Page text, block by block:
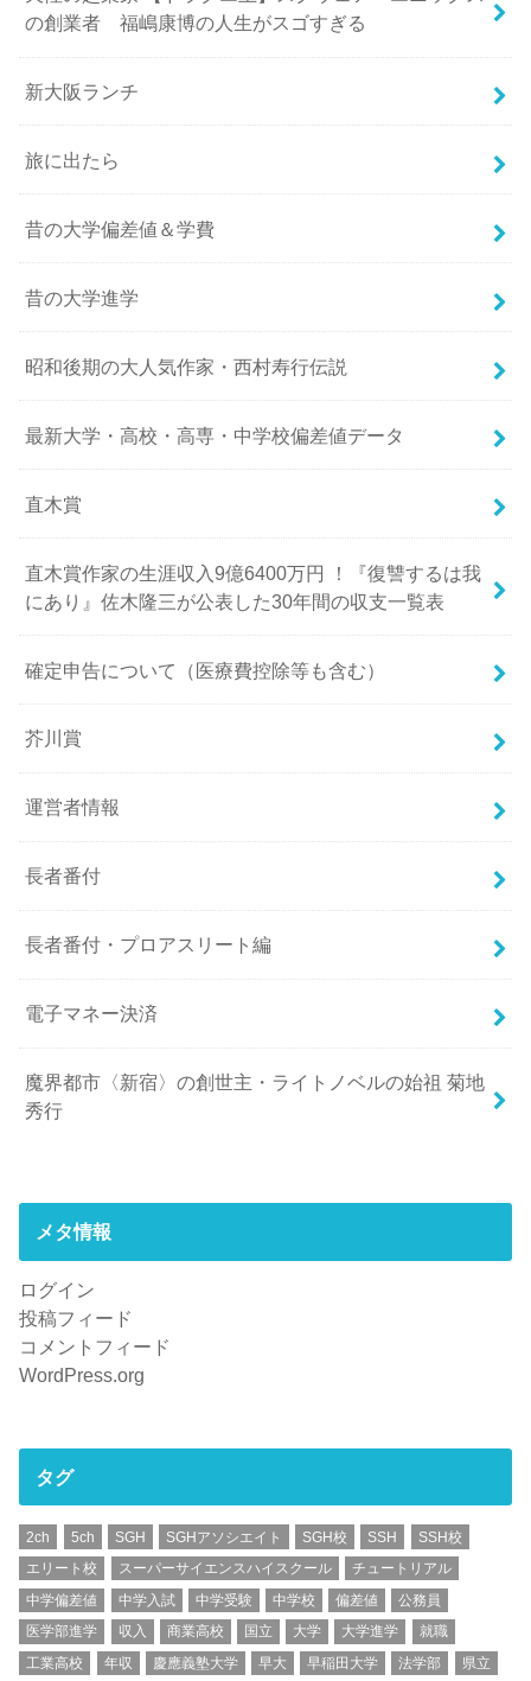
の創業者 福嶋康博の人生がスゴすぎる
新大阪ランチ
旅に出たら
昔の大学偏差値＆学費
昔の大学進学
昭和後期の大人気作家・西村寿行伝説
最新大学・高校・高専・中学校偏差値データ
直木賞
直木賞作家の生涯収入9億6400万円 ！『復讐するは我
にあり』佐木隆三が公表した30年間の収支一覧表
確定申告について（医療費控除等も含む）
芥川賞
運営者情報
長者番付
長者番付・プロアスリート編
電子マネー決済
魔界都市〈新宿〉の創世主・ライトノベルの始祖 菊地
秀行
メタ情報
ログイン
投稿フィード
コメントフィード
WordPress.org
タグ
2ch 5ch SGH SGHアソシエイト SGH校 SSH
SSH校
エリート校
スーパーサイエンスハイスクール
チュートリアル
中学偏差値
中学入試 中学受験 中学校 偏差値
公務員
医学部進学
収入 商業高校 国立 大学 大学進学
就職
工業高校
年収 慶應義塾大学 早大 早稲田大学 法学部
県立